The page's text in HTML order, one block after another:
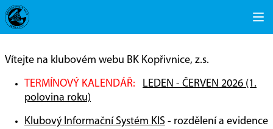
Vítejte na klubovém webu BK Kopřivnice, z.s.
TERMÍNOVÝ KALENDÁŘ: LEDEN - ČERVEN 2026 (1.
polovina roku)
Klubový Informační Systém KIS - rozdělení a evidence